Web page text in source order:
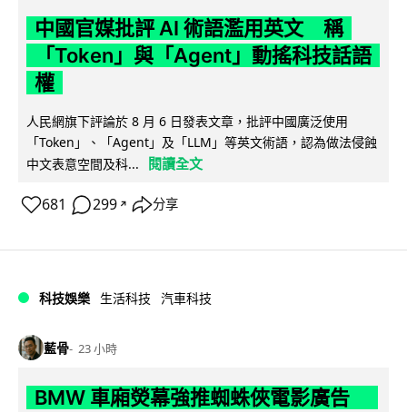
中國官媒批評 AI 術語濫用英文 稱
「Token」與「Agent」動搖科技話語
權
人民網旗下評論於 8 月 6 日發表文章，批評中國廣泛使用
「Token」、「Agent」及「LLM」等英文術語，認為做法侵蝕
中文表意空間及科...
閱讀全文
681 299 ↗ 分享
科技娛樂 生活科技 汽車科技
藍骨 23 小時
BMW 車廂熒幕強推蜘蛛俠電影廣告